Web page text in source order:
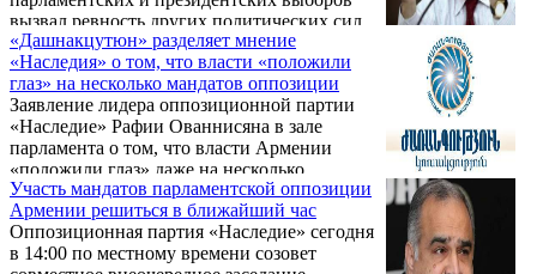
прессинге и дальнейшем росте цен на яйца
в Армении перед Новым годом. По его
словам, одной из главных причин
подобного скачка стало ...
вызвал ревность других политических сил,
но вместо того, чтобы напрасно ревновать,
было бы лучше, если бы они взяли с нас
пример»,- заявил в беседе с
корреспондентом Новости Армении-
NEWS.am глава фракции Республиканской
партии Галуст Саакян, комментируя
озвученную в зале заседаний парламента
резкую критику в адрес коалиционного
меморандума со стороны лидера
оппозиционной партии «Наследие» ...
«Дашнакцутюн» разделяет мнение
«Наследия» о том, что власти «положили
глаз» на несколько мандатов оппозиции
Заявление лидера оппозиционной партии
«Наследие» Рафии Ованнисяна в зале
парламента о том, что власти Армении
«положили глаз» даже на несколько
мандатов оппозиции, вполне резонное и
реалистичное, заявил в беседе с
корреспондентом Новости Армении-
NEWS.am глава фракции партии АРФ
Участь мандатов парламентской оппозиции
Армении решиться в ближайший час
Оппозиционная партия «Наследие» сегодня
в 14:00 по местному времени созовет